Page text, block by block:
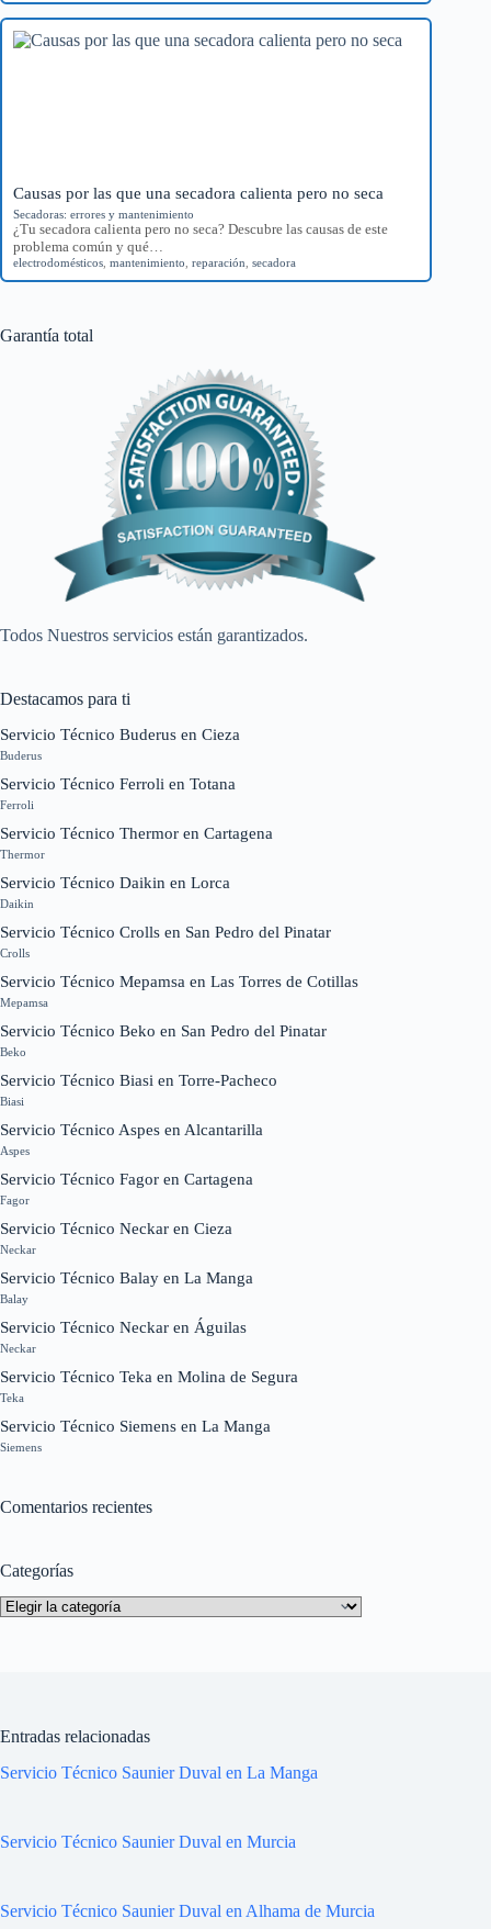
Causas por las que una secadora calienta pero no seca
Secadoras: errores y mantenimiento
¿Tu secadora calienta pero no seca? Descubre las causas de este
problema común y qué…
electrodomésticos mantenimiento reparación secadora
Garantía total
Todos Nuestros servicios están garantizados.
Destacamos para ti
Servicio Técnico Buderus en Cieza
Buderus
Servicio Técnico Ferroli en Totana
Ferroli
Servicio Técnico Thermor en Cartagena
Thermor
Servicio Técnico Daikin en Lorca
Daikin
Servicio Técnico Crolls en San Pedro del Pinatar
Crolls
Servicio Técnico Mepamsa en Las Torres de Cotillas
Mepamsa
Servicio Técnico Beko en San Pedro del Pinatar
Beko
Servicio Técnico Biasi en Torre-Pacheco
Biasi
Servicio Técnico Aspes en Alcantarilla
Aspes
Servicio Técnico Fagor en Cartagena
Fagor
Servicio Técnico Neckar en Cieza
Neckar
Servicio Técnico Balay en La Manga
Balay
Servicio Técnico Neckar en Águilas
Neckar
Servicio Técnico Teka en Molina de Segura
Teka
Servicio Técnico Siemens en La Manga
Siemens
Comentarios recientes
Categorías
Categorías
Entradas relacionadas
Servicio Técnico Saunier Duval en La Manga
Servicio Técnico Saunier Duval en Murcia
Servicio Técnico Saunier Duval en Alhama de Murcia